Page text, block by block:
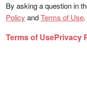
By asking a question in
Policy andTerms of Use.
Terms of UsePrivacy